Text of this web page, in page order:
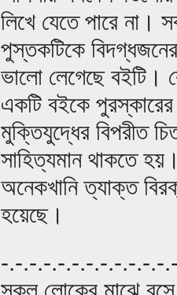
লিখে যেতে পারে
পুস্তকটিকে
ভালো লেগেছে বইটি।
একটি বইকে
মুক্তিযুদ্ধের বিপরীত
সাহিত্যমান থাকতে
অনেকখানি ত্যাক্ত
হয়েছে।
‍‌-.-.-.-.-.-.-.-.-.-.-.-
সকল লোকের মাঝে